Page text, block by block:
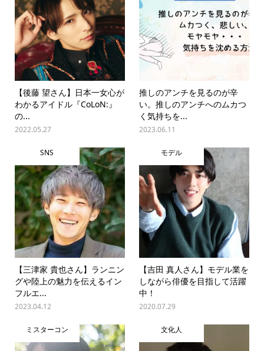
【後藤 望さん】日本一女心が
わかるアイドル『CoLoN:』
の...
2022.05.27
推しのアンチを見るのが辛
い。推しのアンチへのムカつ
く気持ちを...
2023.06.11
SNS
【三津家 貴也さん】ランニン
グや陸上の魅力を伝えるイン
フルエ...
2023.04.12
モデル
【吉田 真人さん】モデル業を
しながら俳優を目指して活躍
中！
2020.07.29
ミスターコン 文化人